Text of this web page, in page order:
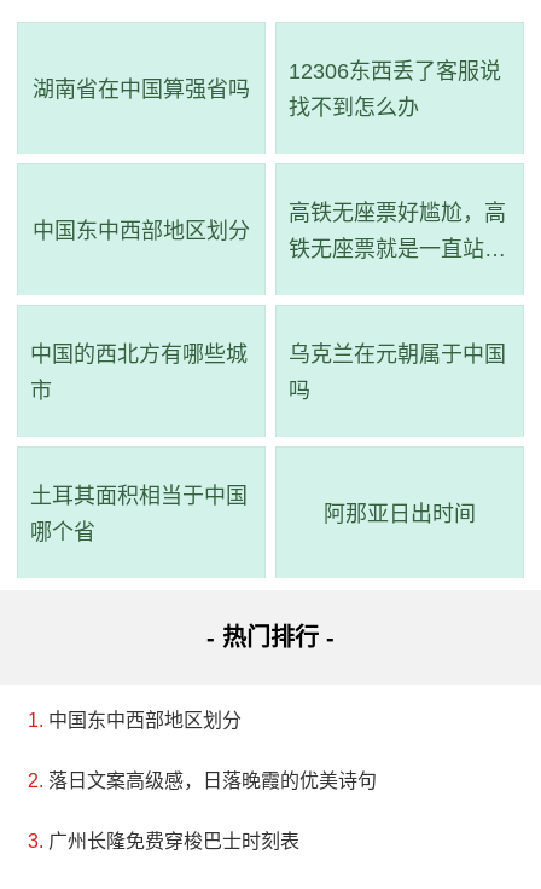
湖南省在中国算强省吗
12306东西丢了客服说
找不到怎么办
中国东中西部地区划分
高铁无座票好尴尬，高
铁无座票就是一直站着
中国的西北方有哪些城
市
乌克兰在元朝属于中国
吗
土耳其面积相当于中国
哪个省
阿那亚日出时间
- 热门排行 -
中国东中西部地区划分
落日文案高级感，日落晚霞的优美诗句
广州长隆免费穿梭巴士时刻表